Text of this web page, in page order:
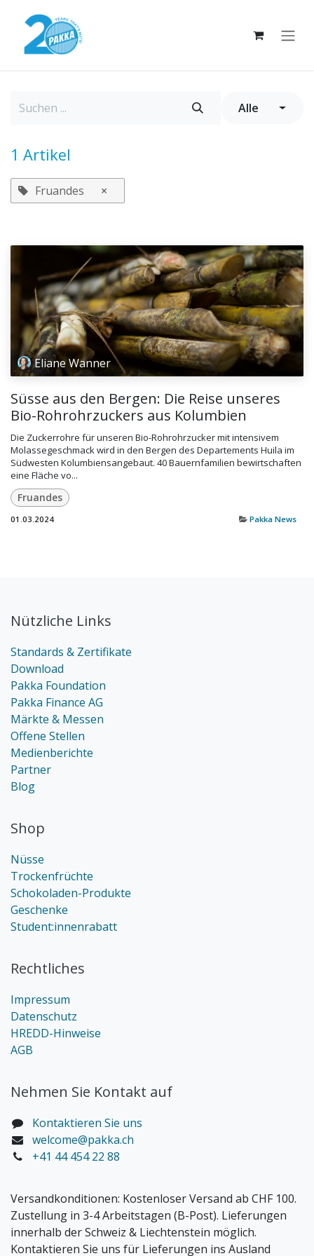
Alle
1 Artikel
Fruandes ×
Eliane Wanner
Süsse aus den Bergen: Die Reise unseres
Bio-Rohrohrzuckers aus Kolumbien
Die Zuckerrohre für unseren Bio-Rohrohrzucker mit intensivem
Molassegeschmack wird in den Bergen des Departements Huila im
Südwesten Kolumbiensangebaut. 40 Bauernfamilien bewirtschaften
eine Fläche vo...
Fruandes
01.03.2024 Pakka News
Nützliche Links
Standards & Zertifikate
Download
Pakka Foundation
Pakka Finance AG
Märkte & Messen
Offene Stellen
Medienberichte
Partner
Blog
Shop
Nüsse
Trockenfrüchte
Schokoladen-Produkte
Geschenke
Student:innenrabatt
Rechtliches
Impressum
Datenschutz
HREDD-Hinweise
AGB
Nehmen Sie Kontakt auf
Kontaktieren Sie uns
welcome@pakka.ch
+41 44 454 22 88
Versandkonditionen: Kostenloser Versand ab CHF 100.
Zustellung in 3-4 Arbeitstagen (B-Post). Lieferungen
innerhalb der Schweiz & Liechtenstein möglich.
Kontaktieren Sie uns für Lieferungen ins Ausland